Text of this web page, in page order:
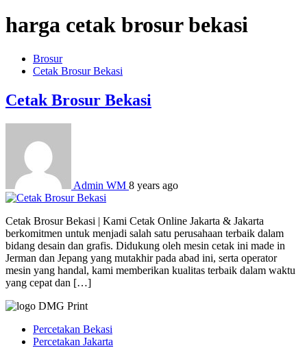
harga cetak brosur bekasi
Brosur
Cetak Brosur Bekasi
Cetak Brosur Bekasi
Admin WM 8 years ago
Cetak Brosur Bekasi | Kami Cetak Online Jakarta & Jakarta
berkomitmen untuk menjadi salah satu perusahaan terbaik dalam
bidang desain dan grafis. Didukung oleh mesin cetak ini made in
Jerman dan Jepang yang mutakhir pada abad ini, serta operator
mesin yang handal, kami memberikan kualitas terbaik dalam waktu
yang cepat dan […]
Percetakan Bekasi
Percetakan Jakarta